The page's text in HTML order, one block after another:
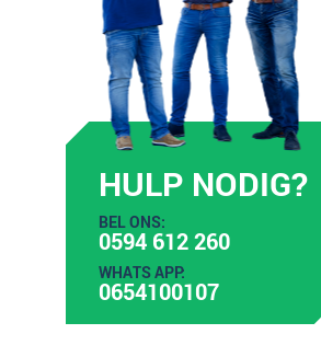
HULP NODIG?
BEL ONS:
0594 612 260
WHATS APP:
0654100107